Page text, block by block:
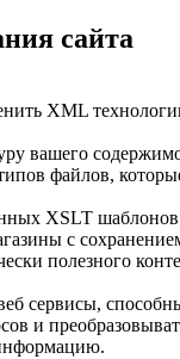
сайта
XML
вашего
файлов,
XSLT
с
полезного
сервисы,
и